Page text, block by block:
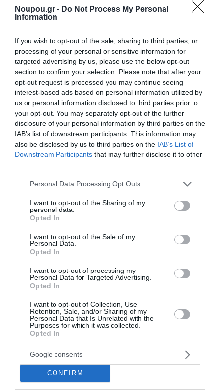
Noupou.gr - Do Not Process My Personal
Information
If you wish to opt-out of the sale, sharing to third parties, or
processing of your personal or sensitive information for
targeted advertising by us, please use the below opt-out
section to confirm your selection. Please note that after your
opt-out request is processed you may continue seeing
interest-based ads based on personal information utilized by
us or personal information disclosed to third parties prior to
your opt-out. You may separately opt-out of the further
disclosure of your personal information by third parties on the
IAB’s list of downstream participants. This information may
also be disclosed by us to third parties on the IAB’s List of
Downstream Participants that may further disclose it to other
Please note that this website/app uses one or more Google
not limited to your visit or usage behaviour. You may click to
grant or deny consent to Google and its third-party tags to
use your data for below specified purposes in below Google
consent section.
Personal Data Processing Opt Outs
I want to opt-out of the Sharing of my
personal data.
Opted In
I want to opt-out of the Sale of my
Personal Data.
Opted In
I want to opt-out of processing my
Personal Data for Targeted Advertising.
Opted In
I want to opt-out of Collection, Use,
Retention, Sale, and/or Sharing of my
Personal Data that Is Unrelated with the
Purposes for which it was collected.
Opted In
Google consents
CONFIRM
νότια: Ο απόλυτος οδηγός